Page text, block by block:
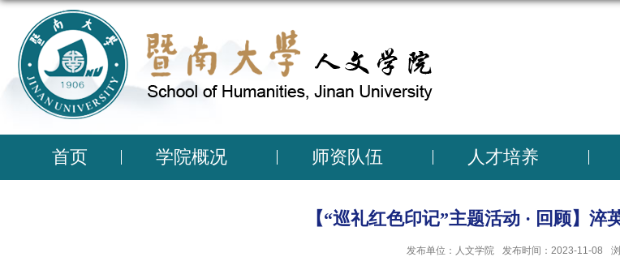
首页 学院概况 师资队伍 人才培养
【“巡礼红色印记”主题活动 · 回顾】
发布单位：人文学院 发布时间：2023-11-08